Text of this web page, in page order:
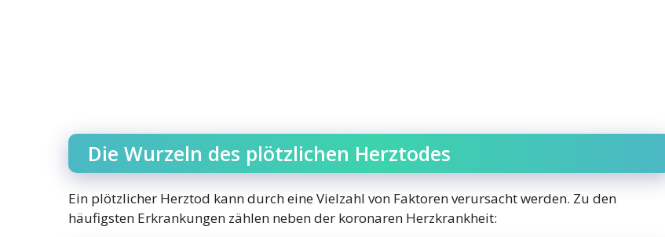
Die Wurzeln des plötzlichen Herztodes
Ein plötzlicher Herztod kann durch eine Vielzahl von Faktoren verursacht werden. Zu den
häufigsten Erkrankungen zählen neben der koronaren Herzkrankheit: